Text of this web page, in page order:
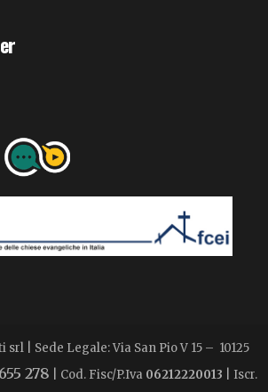
| Sede Legale: Via San Pio V 15 – 10125
278 | Cod. Fisc/P.Iva 06212220013 | Iscr.